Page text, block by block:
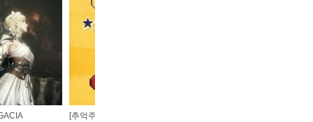
[추억주의]★4월 1일★ 로스트아크 게임천국 대출시!